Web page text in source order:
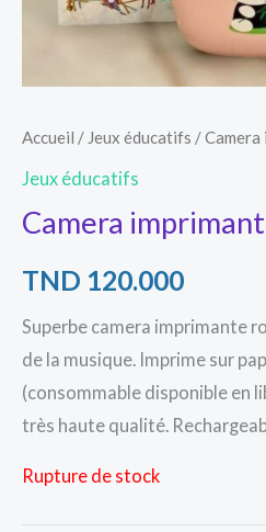
Accueil / Jeux éducatifs / Camera
Jeux éducatifs
Camera
TND 120.000
Superbe camera imprimante
de la musique. Imprime sur
(consommable disponible en
très haute qualité.
Rupture de stock